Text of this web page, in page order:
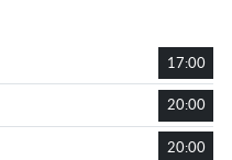
17:00
20:00
20:00